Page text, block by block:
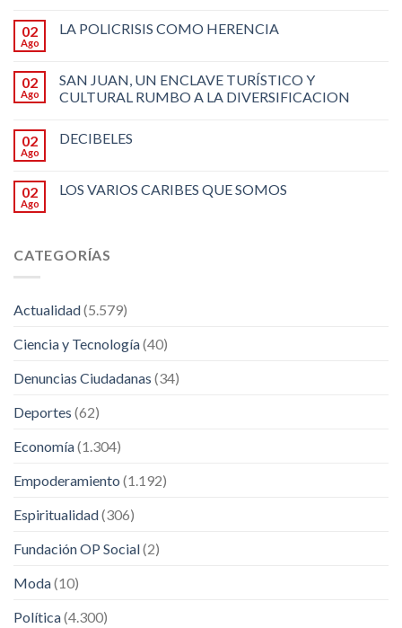
02
Ago
LA POLICRISIS COMO HERENCIA
02
Ago
SAN JUAN, UN ENCLAVE TURÍSTICO Y
CULTURAL RUMBO A LA DIVERSIFICACION
02
Ago
DECIBELES
02
Ago
LOS VARIOS CARIBES QUE SOMOS
CATEGORÍAS
Actualidad(5.579)
Ciencia y Tecnología(40)
Denuncias Ciudadanas (34)
Deportes (62)
Economía(1.304)
Empoderamiento (1.192)
Espiritualidad(306)
Fundación OP Social(2)
Moda(10)
Política(4.300)